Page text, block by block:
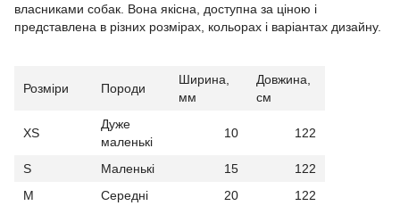
власниками собак. Вона якісна, доступна за ціною і
представлена в різних розмірах, кольорах і варіантах дизайну.
Розміри Породи
Ширина,
мм
Довжина,
см
XS
Дуже
маленькі
10 122
S Маленькі 15
122
M
Середні 20
122